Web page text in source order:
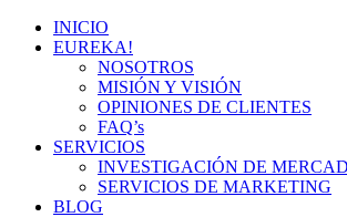
INICIO
EUREKA!
NOSOTROS
MISIÓN Y VISIÓN
OPINIONES DE CLIENTES
FAQ’s
SERVICIOS
INVESTIGACIÓN DE
SERVICIOS DE MARKETING
BLOG